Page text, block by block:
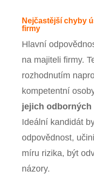
Nejčastější chyby
firmy
Hlavní
na majiteli firmy.
rozhodnutím
kompetentní
jejich
Ideální kandidát
odpovědnost,
míru rizika, být
názory.